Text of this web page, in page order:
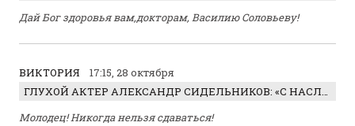
Дай Бог здоровья вам,докторам, Василию Соловьеву!
ВИКТОРИЯ
17:15, 28 октября
ГЛУХОЙ АКТЕР АЛЕКСАНДР СИДЕЛЬНИКОВ: «С НАСЛАЖДЕНИЕМ ИГРАЛ ОТРИЦАТЕЛЬНОГО ГЕРОЯ!»
Молодец! Никогда нельзя сдаваться!